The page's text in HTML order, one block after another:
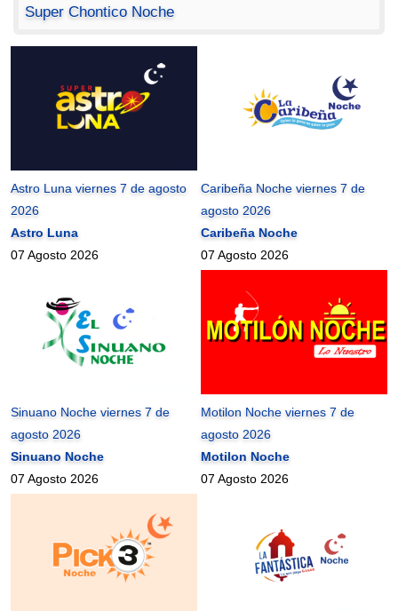
Super Chontico Noche
Astro Luna viernes 7 de agosto
2026
Astro Luna
07 Agosto 2026
Caribeña Noche viernes 7 de
agosto 2026
Caribeña Noche
07 Agosto 2026
Sinuano Noche viernes 7 de
agosto 2026
Sinuano Noche
07 Agosto 2026
Motilon Noche viernes 7 de
agosto 2026
Motilon Noche
07 Agosto 2026